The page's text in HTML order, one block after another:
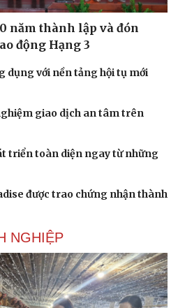
năm thành lập và đón
động Hạng 3
dụng với nền tảng hội tụ mới
giao dịch an tâm trên
triển toàn diện ngay từ những
được trao chứng nhận thành
NGHIỆP